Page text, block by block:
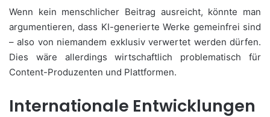
Wenn kein menschlicher Beitrag ausreicht, könnte man
argumentieren, dass KI-generierte Werke gemeinfrei sind
– also von niemandem exklusiv verwertet werden dürfen.
Dies wäre allerdings wirtschaftlich problematisch für
Content-Produzenten und Plattformen.
Internationale Entwicklungen